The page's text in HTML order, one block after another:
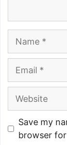
Website
Save my
browser